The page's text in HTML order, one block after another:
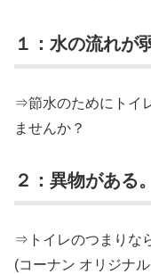
１：水の流れが
⇒節水のためにトイ
ませんか？
２：異物がある。
⇒トイレのつまりな
(コーナン オリジナ